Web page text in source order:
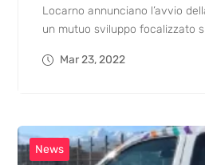
Locarno annunciano l’avvio
un mutuo sviluppo focalizzato
Mar 23, 2022
News